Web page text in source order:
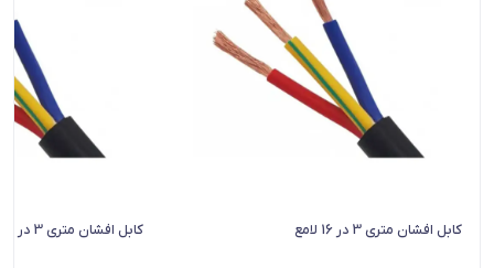
کابل افشان متری 3 در 16 لامع کابل افشان متری 3 در 35 لامع